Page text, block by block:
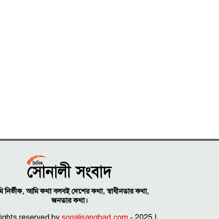
নির্ভীক, আমি কথা বলবই দেশের কথা, স্বাধীনতার কথা,
জনতার কথা।